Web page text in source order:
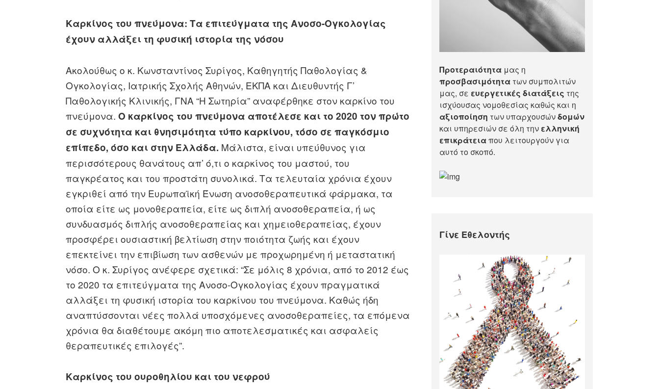
Καρκίνος του πνεύμονα: Τα επιτεύγματα της Ανοσο-Ογκολογίας
έχουν αλλάξει τη φυσική ιστορία της νόσου
Ακολούθως ο κ. Κωνσταντίνος Συρίγος, Καθηγητής Παθολογίας &
Ογκολογίας, Ιατρικής Σχολής Αθηνών, ΕΚΠΑ και Διευθυντής Γ’
Παθολογικής Κλινικής, ΓΝΑ “Η Σωτηρία” αναφέρθηκε στον καρκίνο του
πνεύμονα.O καρκίνος του πνεύμονα αποτέλεσε και το 2020 τον πρώτο
σε συχνότητα και θνησιμότητα τύπο καρκίνου, τόσο σε παγκόσμιο
επίπεδο, όσο και στην Ελλάδα. Μάλιστα, είναι υπεύθυνος για
περισσότερους θανάτους απ’ ό,τι ο καρκίνος του μαστού, του
παγκρέατος και του προστάτη συνολικά. Τα τελευταία χρόνια έχουν
εγκριθεί από την Ευρωπαϊκή Ένωση ανοσοθεραπευτικά φάρμακα, τα
οποία είτε ως μονοθεραπεία, είτε ως διπλή ανοσοθεραπεία, ή ως
συνδυασμός διπλής ανοσοθεραπείας και χημειοθεραπείας, έχουν
προσφέρει ουσιαστική βελτίωση στην ποιότητα ζωής και έχουν
επεκτείνει την επιβίωση των ασθενών με προχωρημένη ή μεταστατική
νόσο. Ο κ. Συρίγος ανέφερε σχετικά: “Σε μόλις 8 χρόνια, από το 2012 έως
το 2020 τα επιτεύγματα της Ανοσο-Ογκολογίας έχουν πραγματικά
αλλάξει τη φυσική ιστορία του καρκίνου του πνεύμονα. Καθώς ήδη
αναπτύσσονται νέες πολλά υποσχόμενες ανοσοθεραπείες, τα επόμενα
χρόνια θα διαθέτουμε ακόμη πιο αποτελεσματικές και ασφαλείς
θεραπευτικές επιλογές”.
Καρκίνος του ουροθηλίου και του νεφρού
Προτεραιότητα μας η
προσβασιμότητα των συμπολιτών
μας, σε ευεργετικές διατάξεις της
ισχύουσας νομοθεσίας καθώς και η
αξιοποίηση των υπαρχουσώνδομών
και υπηρεσιών σε όλη την ελληνική
επικράτειαπου λειτουργούν για
αυτό το σκοπό.​
Γίνε Εθελοντής